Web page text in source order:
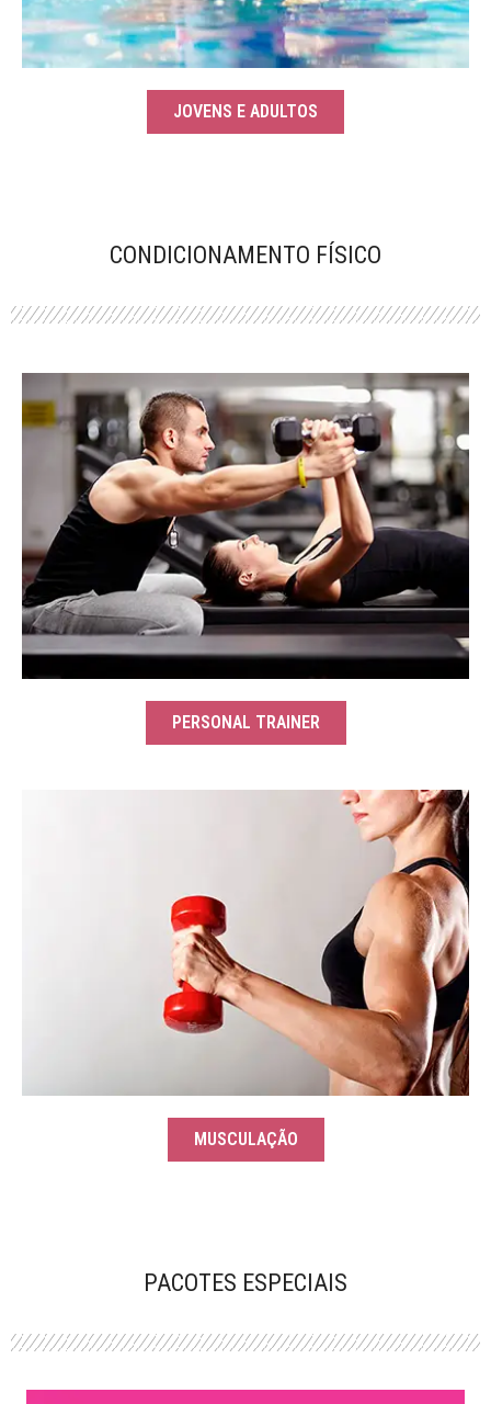
JOVENS E ADULTOS
CONDICIONAMENTO FÍSICO
PERSONAL TRAINER
MUSCULAÇÃO
PACOTES ESPECIAIS